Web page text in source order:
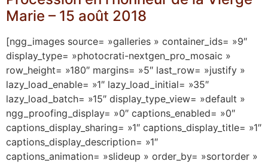
Marie – 15 août 2018
[ngg_images source= »galleries » container_ids= »9″
display_type= »photocrati-nextgen_pro_mosaic »
row_height= »180″ margins= »5″ last_row= »justify »
lazy_load_enable= »1″ lazy_load_initial= »35″
lazy_load_batch= »15″ display_type_view= »default »
ngg_proofing_display= »0″ captions_enabled= »0″
captions_display_sharing= »1″ captions_display_title= »1″
captions_display_description= »1″
captions_animation= »slideup » order_by= »sortorder »